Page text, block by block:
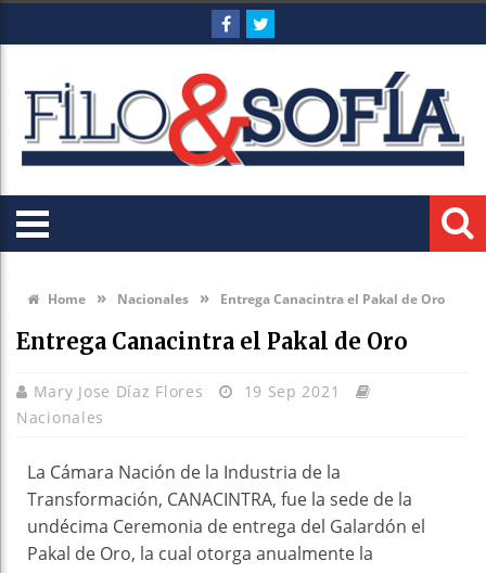
Home » Nacionales » Entrega Canacintra el Pakal de Oro
Entrega Canacintra el Pakal de Oro
Mary Jose Díaz Flores
19 Sep 2021
Nacionales
La Cámara Nación de la Industria de la
Transformación, CANACINTRA, fue la sede de la
undécima Ceremonia de entrega del Galardón el
Pakal de Oro, la cual otorga anualmente la